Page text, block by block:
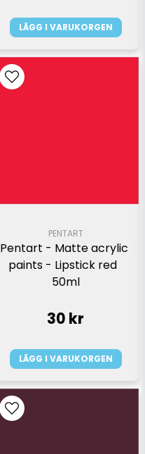
LÄGG I VARUKORGEN
PENTART
Pentart - Matte acrylic
paints - Lipstick red
50ml
30 kr
LÄGG I VARUKORGEN